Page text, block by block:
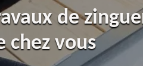
de
chez vous